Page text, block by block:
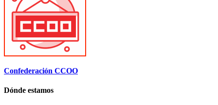
Confederación CCOO
Dónde estamos